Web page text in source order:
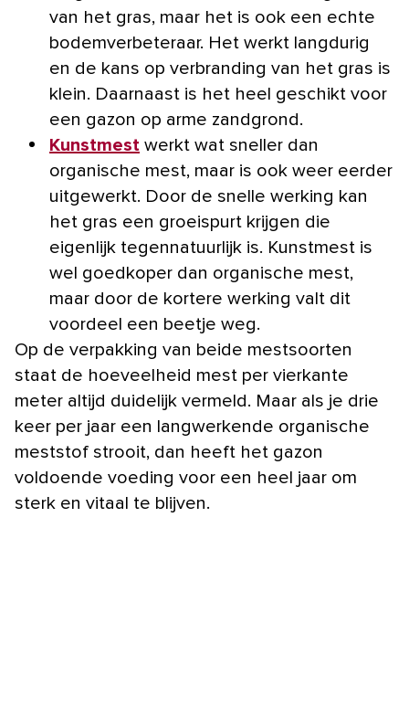
van het gras, maar het is ook een echte
bodemverbeteraar. Het werkt langdurig
en de kans op verbranding van het gras is
klein. Daarnaast is het heel geschikt voor
een gazon op arme zandgrond.
Kunstmest werkt wat sneller dan
organische mest, maar is ook weer eerder
uitgewerkt. Door de snelle werking kan
het gras een groeispurt krijgen die
eigenlijk tegennatuurlijk is. Kunstmest is
wel goedkoper dan organische mest,
maar door de kortere werking valt dit
voordeel een beetje weg.
Op de verpakking van beide mestsoorten
staat de hoeveelheid mest per vierkante
meter altijd duidelijk vermeld. Maar als je drie
keer per jaar een langwerkende organische
meststof strooit, dan heeft het gazon
voldoende voeding voor een heel jaar om
sterk en vitaal te blijven.